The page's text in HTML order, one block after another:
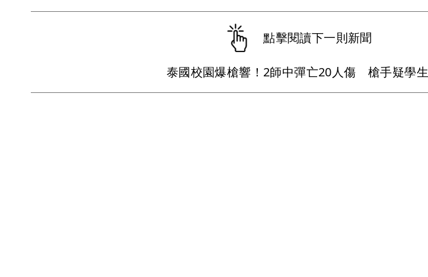
點擊閱讀下一則新聞
泰國校園爆槍響！2師中彈亡20人傷 槍手疑學生